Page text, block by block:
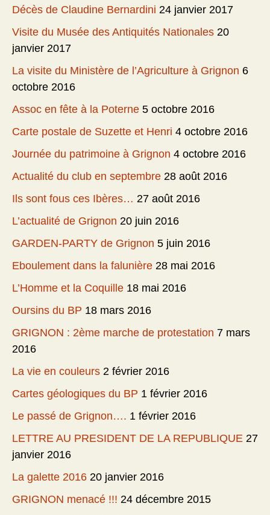
Décès de Claudine Bernardini 24 janvier 2017
Visite du Musée des Antiquités Nationales 20
janvier 2017
La visite du Ministère de l’Agriculture à Grignon 6
octobre 2016
Assoc en fête à la Poterne 5 octobre 2016
Carte postale de Suzette et Henri 4 octobre 2016
Journée du patrimoine à Grignon 4 octobre 2016
Actualité du club en septembre 28 août 2016
Ils sont fous ces Ibères… 27 août 2016
L’actualité de Grignon 20 juin 2016
GARDEN-PARTY de Grignon 5 juin 2016
Eboulement dans la falunière 28 mai 2016
L’Homme et la Coquille 18 mai 2016
Oursins du BP 18 mars 2016
GRIGNON : 2ème marche de protestation 7 mars
2016
La vie en couleurs 2 février 2016
Cartes géologiques du BP 1 février 2016
Le passé de Grignon…. 1 février 2016
LETTRE AU PRESIDENT DE LA REPUBLIQUE 27
janvier 2016
La galette 2016 20 janvier 2016
GRIGNON menacé !!! 24 décembre 2015